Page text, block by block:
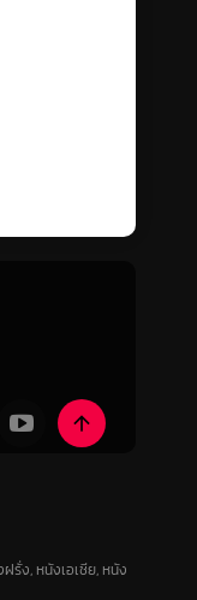
รั่ง, หนังเอเชีย, หนัง